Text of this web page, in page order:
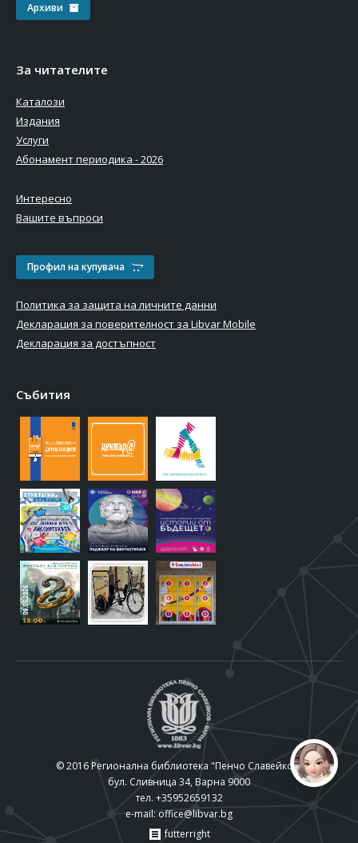
Архиви
За читателите
Каталози
Издания
Услуги
Абонамент периодика - 2026
Интересно
Вашите въпроси
Профил на купувача
Политика за защита на личните данни
Декларация за поверителност за Libvar Mobile
Декларация за достъпност
Събития
© 2016 Регионална библиотека "Пенчо Славейков"
бул. Сливница 34, Варна 9000
тел. +35952659132
e-mail: office@libvar.bg
futterright